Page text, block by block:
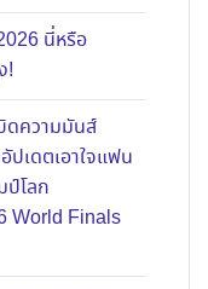
นี่หรือ
!
ดความมันส์
ปเดตเอาใจแฟน
โลก
World Finals